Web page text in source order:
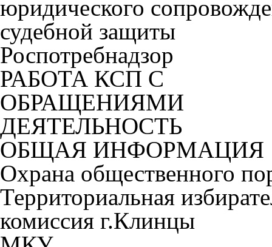
юридического
судебной защиты
Роспотребнадзор
РАБОТА КСП С
ОБРАЩЕНИЯМИ
ДЕЯТЕЛЬНОСТЬ
ОБЩАЯ ИНФОРМАЦИЯ
Охрана общественного
Территориальная
комиссия г.Клинцы